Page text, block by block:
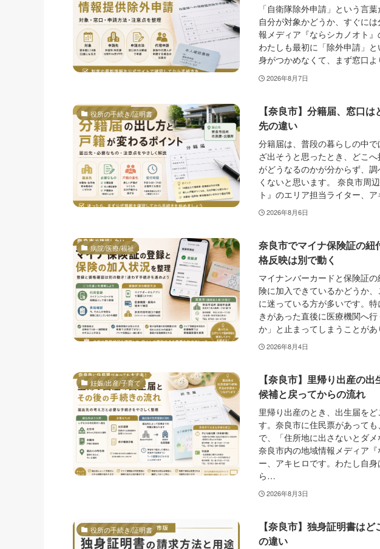
「自衛隊除外申請」という言
自分が対象かどうか、すぐに
報メディア『ならシカノオト』
わたしも最初に「除外申請」
身がつかめなくて、まず窓口
2026年8月7日
役所の手続き/証明書
【奈良市】分籍届、窓口
先の違い
分籍届は、普段の暮らしの中
ざ出そうと思ったとき、どこ
がどうなるのかが分からず、
くないと思います。 奈良市周
ト』のエリア担当ライター、
2026年8月6日
病院/医療/福祉
奈良市でマイナ保険証の
格反映は別で動く
マイナンバーカードと保険証
険に加入できているかどうか
に迷っている方が多いです。
きがあった直後に医療機関へ
か」と止まってしまうことが
2026年8月4日
妊娠/出産/子育て
【奈良市】里帰り出産の
候補と戻ってからの流れ
里帰り出産のとき、出生届を
す。奈良市に住民票があって
で、「住所地に出さないとダ
奈良市内の地域情報メディア
ー、アキヒロです。わたし自
ら…
2026年8月3日
役所の手続き/証明書
【奈良市】独身証明書は
の違い